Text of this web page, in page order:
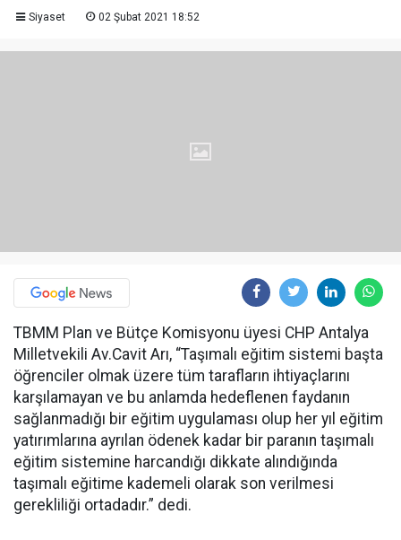
Siyaset 02 Şubat 2021 18:52
TBMM Plan ve Bütçe Komisyonu üyesi CHP Antalya
Milletvekili Av.Cavit Arı, “Taşımalı eğitim sistemi başta
öğrenciler olmak üzere tüm tarafların ihtiyaçlarını
karşılamayan ve bu anlamda hedeflenen faydanın
sağlanmadığı bir eğitim uygulaması olup her yıl eğitim
yatırımlarına ayrılan ödenek kadar bir paranın taşımalı
eğitim sistemine harcandığı dikkate alındığında
taşımalı eğitime kademeli olarak son verilmesi
gerekliliği ortadadır.” dedi.